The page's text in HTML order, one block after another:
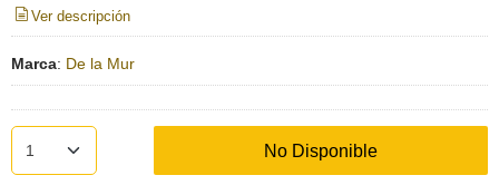
Ver descripción
Marca: De la Mur
No Disponible